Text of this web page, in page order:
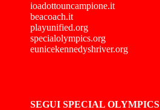
ioadottouncampione.it
beacoach.it
playunified.org
specialolympics.org
eunicekennedyshriver.org
SEGUI SPECIAL OLYMPICS